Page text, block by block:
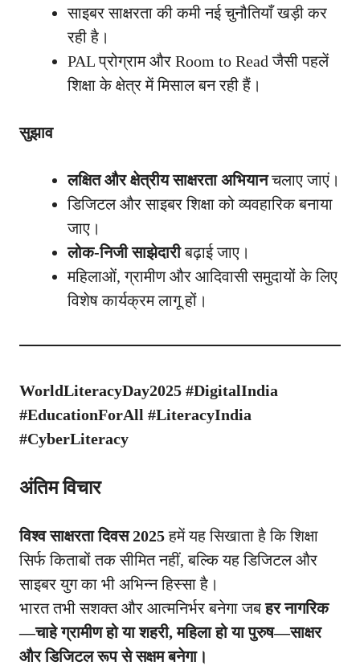
साइबर साक्षरता की कमी नई चुनौतियाँ खड़ी कर
रही है।
PAL प्रोग्राम और Room to Read जैसी पहलें
शिक्षा के क्षेत्र में मिसाल बन रही हैं।
सुझाव
लक्षित और क्षेत्रीय साक्षरता अभियानचलाए जाएं।
डिजिटल और साइबर शिक्षा को व्यवहारिक बनाया
जाए।
लोक-निजी साझेदारीबढ़ाई जाए।
महिलाओं, ग्रामीण और आदिवासी समुदायों के लिए
विशेष कार्यक्रम लागू हों।
WorldLiteracyDay2025 #DigitalIndia
#EducationForAll #LiteracyIndia
#CyberLiteracy
अंतिम विचार
विश्व साक्षरता दिवस 2025हमें यह सिखाता है कि शिक्षा
सिर्फ किताबों तक सीमित नहीं, बल्कि यह डिजिटल और
साइबर युग का भी अभिन्न हिस्सा है।
भारत तभी सशक्त और आत्मनिर्भर बनेगा जबहर नागरिक
—चाहे ग्रामीण हो या शहरी, महिला हो या पुरुष—साक्षर
और डिजिटल रूप से सक्षम बनेगा।